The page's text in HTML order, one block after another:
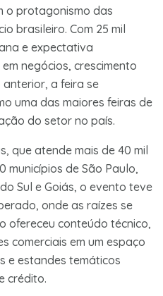
o protagonismo das
brasileiro. Com 25 mil
e expectativa
negócios, crescimento
anterior, a feira se
uma das maiores feiras de
do setor no país.
que atende mais de 40 mil
municípios de São Paulo,
Sul e Goiás, o evento teve
onde as raízes se
ofereceu conteúdo técnico,
comerciais em um espaço
e estandes temáticos
crédito.